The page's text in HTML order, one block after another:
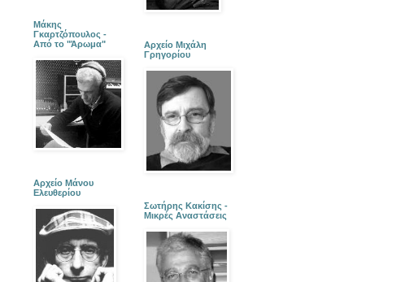
Μάκης
Γκαρτζόπουλος -
Από το "Άρωμα"
Αρχείο Μάνου
Ελευθερίου
Αρχείο Μιχάλη
Γρηγορίου
Σωτήρης Κακίσης -
Μικρές Αναστάσεις